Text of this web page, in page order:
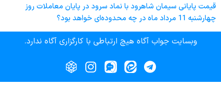
قیمت پایانی سيمان‌ شاهرود با نماد سرود در پایان معاملات روز
چهارشنبه 11 مرداد ماه در چه محدوده‌ای خواهد بود؟
وبسایت جواب آگاه هیچ ارتباطی با کارگزاری آگاه ندارد.